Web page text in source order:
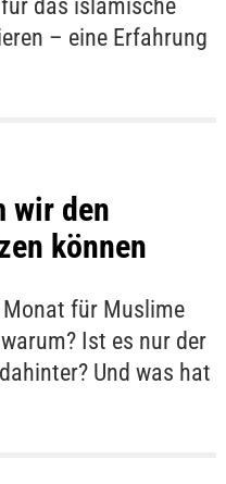
das islamische
– eine Erfahrung
wir den
können
für Muslime
Ist es nur der
Und was hat